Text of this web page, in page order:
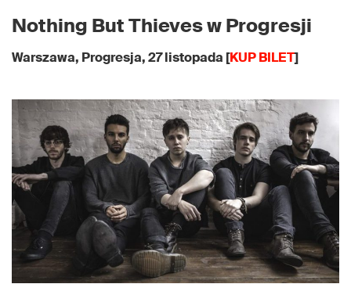
Nothing But Thieves w Progresji
Warszawa, Progresja, 27 listopada [KUP BILET]